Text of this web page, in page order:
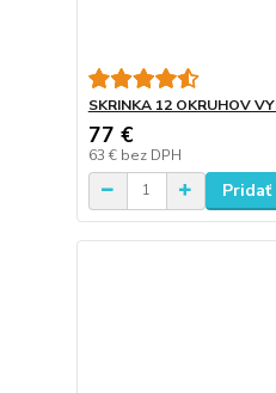
SKRINKA 12 OKRUHOV
77 €
63 € bez DPH
Pridať